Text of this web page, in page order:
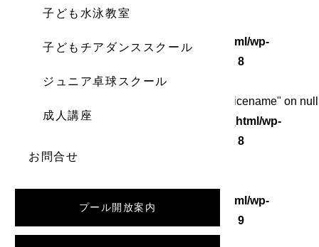
子ども水泳教室
子どもチアダンススクール
ジュニア卓球スクール
成人講座
お問合せ
プール開放案内
: Undefined array key 0 in
/home/wordstock/numasupo.com/public_html/wp-
8
: Attempt to read property "category_nicename" on null
/home/wordstock/numasupo.com/public_html/wp-
8
/home/wordstock/numasupo.com/public_html/wp-
9